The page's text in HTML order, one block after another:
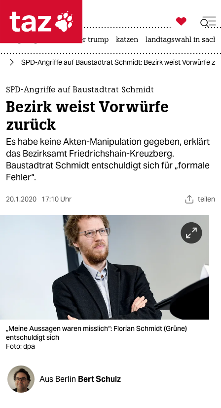
 taz zahl ich
taz zahl ich
themen
politik
öko
gesellschaft
kultur
sport
veranstaltungen
shop
fragen & hilfe
unterstützen

taz zahl ich
usa unter trump katzen landtagswahl in
SPD-Angriffe auf Baustadtrat Schmidt: Bezirk weist Vorwürfe
SPD-Angriffe auf Baustadtrat Schmidt
Bezirk weist Vorwürfe
zurück
Es habe keine Akten-Manipulation gegeben, erklärt
das Bezirksamt Friedrichshain-Kreuzberg.
Baustadtrat Schmidt entschuldigt sich für „formale
Fehler“.
20.1.2020 17:10 Uhr teilen
„Meine Aussagen waren misslich“: Florian Schmidt (Grüne)
entschuldigt sich
Foto: dpa
Aus Berlin Bert Schulz